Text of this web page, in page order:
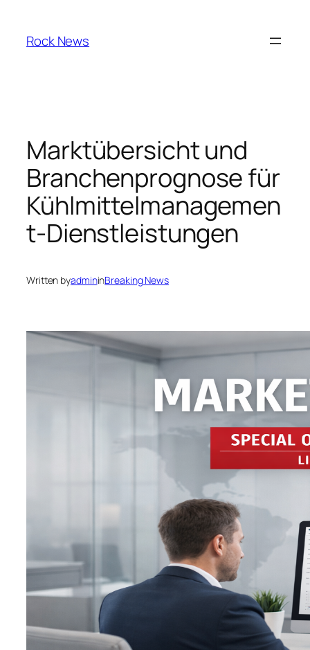
content
Rock News
Marktübersicht und
Branchenprognose für
Kühlmittelmanagemen
t-Dienstleistungen
Written byadmininBreaking News